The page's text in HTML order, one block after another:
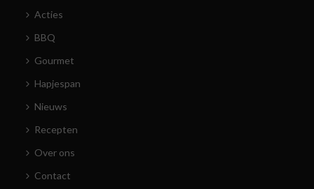
Acties
BBQ
Gourmet
Hapjespan
Nieuws
Recepten
Over ons
Contact